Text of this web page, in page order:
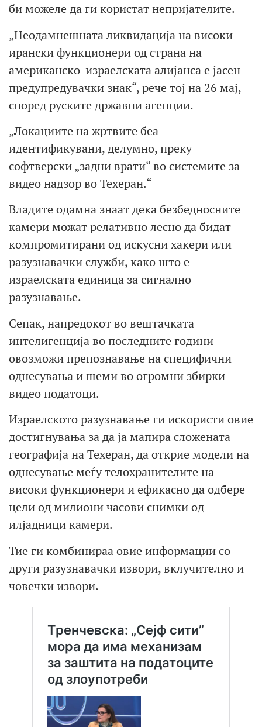
би можеле да ги користат непријателите.
„Неодамнешната ликвидација на високи
ирански функционери од страна на
американско-израелската алијанса е јасен
предупредувачки знак“, рече тој на 26 мај,
според руските државни агенции.
„Локациите на жртвите беа
идентификувани, делумно, преку
софтверски „задни врати“ во системите за
видео надзор во Техеран.“
Владите одамна знаат дека безбедносните
камери можат релативно лесно да бидат
компромитирани од искусни хакери или
разузнавачки служби, како што е
израелската единица за сигнално
разузнавање.
Сепак, напредокот во вештачката
интелигенција во последните години
овозможи препознавање на специфични
однесувања и шеми во огромни збирки
видео податоци.
Израелското разузнавање ги искористи овие
достигнувања за да ја мапира сложената
географија на Техеран, да открие модели на
однесување меѓу телохранителите на
високи функционери и ефикасно да одбере
цели од милиони часови снимки од
илјадници камери.
Тие ги комбинираа овие информации со
други разузнавачки извори, вклучително и
човечки извори.